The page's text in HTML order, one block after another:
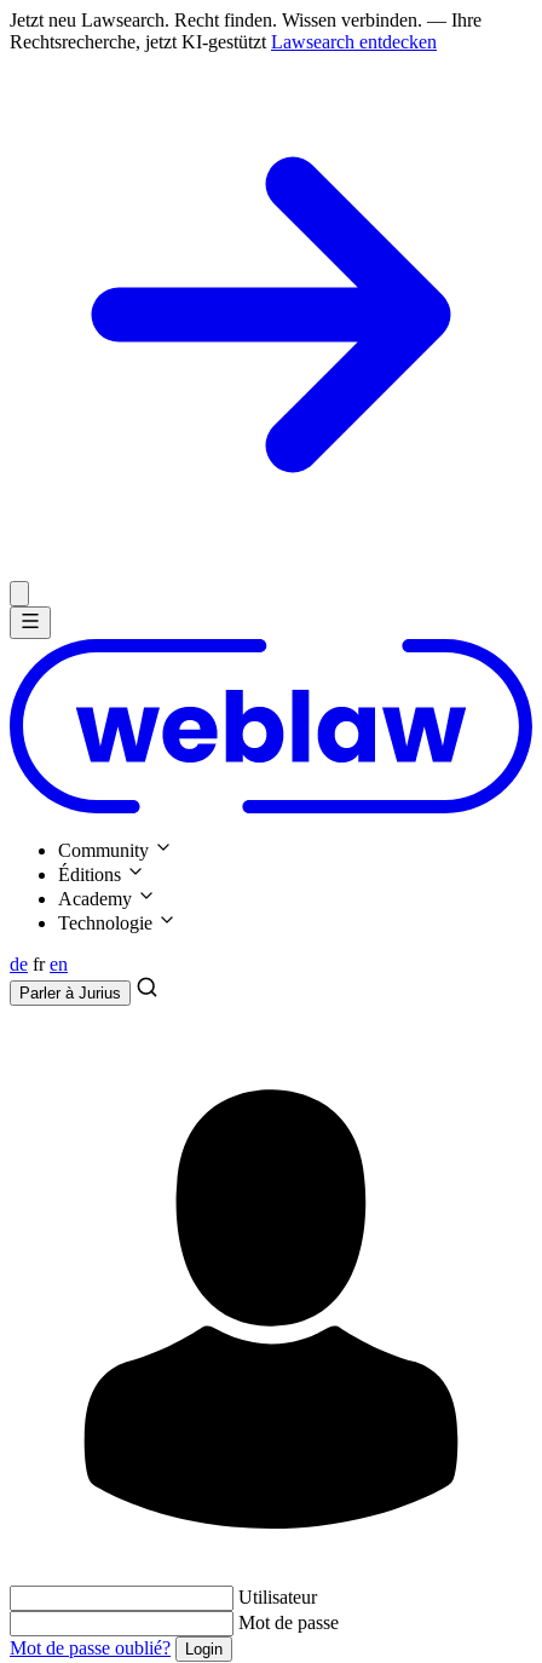
Jetzt neu Lawsearch. Recht finden. Wissen verbinden. — Ihre
Rechtsrecherche, jetzt KI-gestützt Lawsearch entdecken
Community
Éditions
Academy
Technologie
de fr en
Parler à Jurius
Utilisateur
Mot de passe
Mot de passe oublié?